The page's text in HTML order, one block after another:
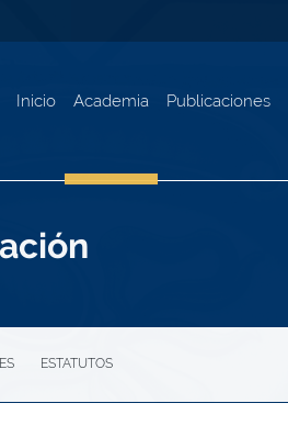
Inicio Academia Publicaciones
ESTATUTOS